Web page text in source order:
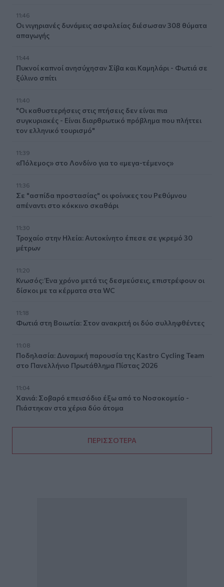
11:46
Οι νιγηριανές δυνάμεις ασφαλείας διέσωσαν 308 θύματα
απαγωγής
11:44
Πυκνοί καπνοί ανησύχησαν Σίβα και Καμηλάρι - Φωτιά σε
ξύλινο σπίτι
11:40
"Οι καθυστερήσεις στις πτήσεις δεν είναι πια
συγκυριακές - Είναι διαρθρωτικό πρόβλημα που πλήττει
τον ελληνικό τουρισμό"
11:39
«Πόλεμος» στο Λονδίνο για το «μεγα-τέμενος»
11:36
Σε "ασπίδα προστασίας" οι φοίνικες του Ρεθύμνου
απέναντι στο κόκκινο σκαθάρι
11:30
Τροχαίο στην Ηλεία: Αυτοκίνητο έπεσε σε γκρεμό 30
μέτρων
11:20
Κνωσός: Ένα χρόνο μετά τις δεσμεύσεις, επιστρέφουν οι
δίσκοι με τα κέρματα στα WC
11:18
Φωτιά στη Βοιωτία: Στον ανακριτή οι δύο συλληφθέντες
11:08
Ποδηλασία: Δυναμική παρουσία της Kastro Cycling Team
στο Πανελλήνιο Πρωτάθλημα Πίστας 2026
11:04
Χανιά: Σοβαρό επεισόδιο έξω από το Νοσοκομείο -
Πιάστηκαν στα χέρια δύο άτομα
ΠΕΡΙΣΣΟΤΕΡΑ